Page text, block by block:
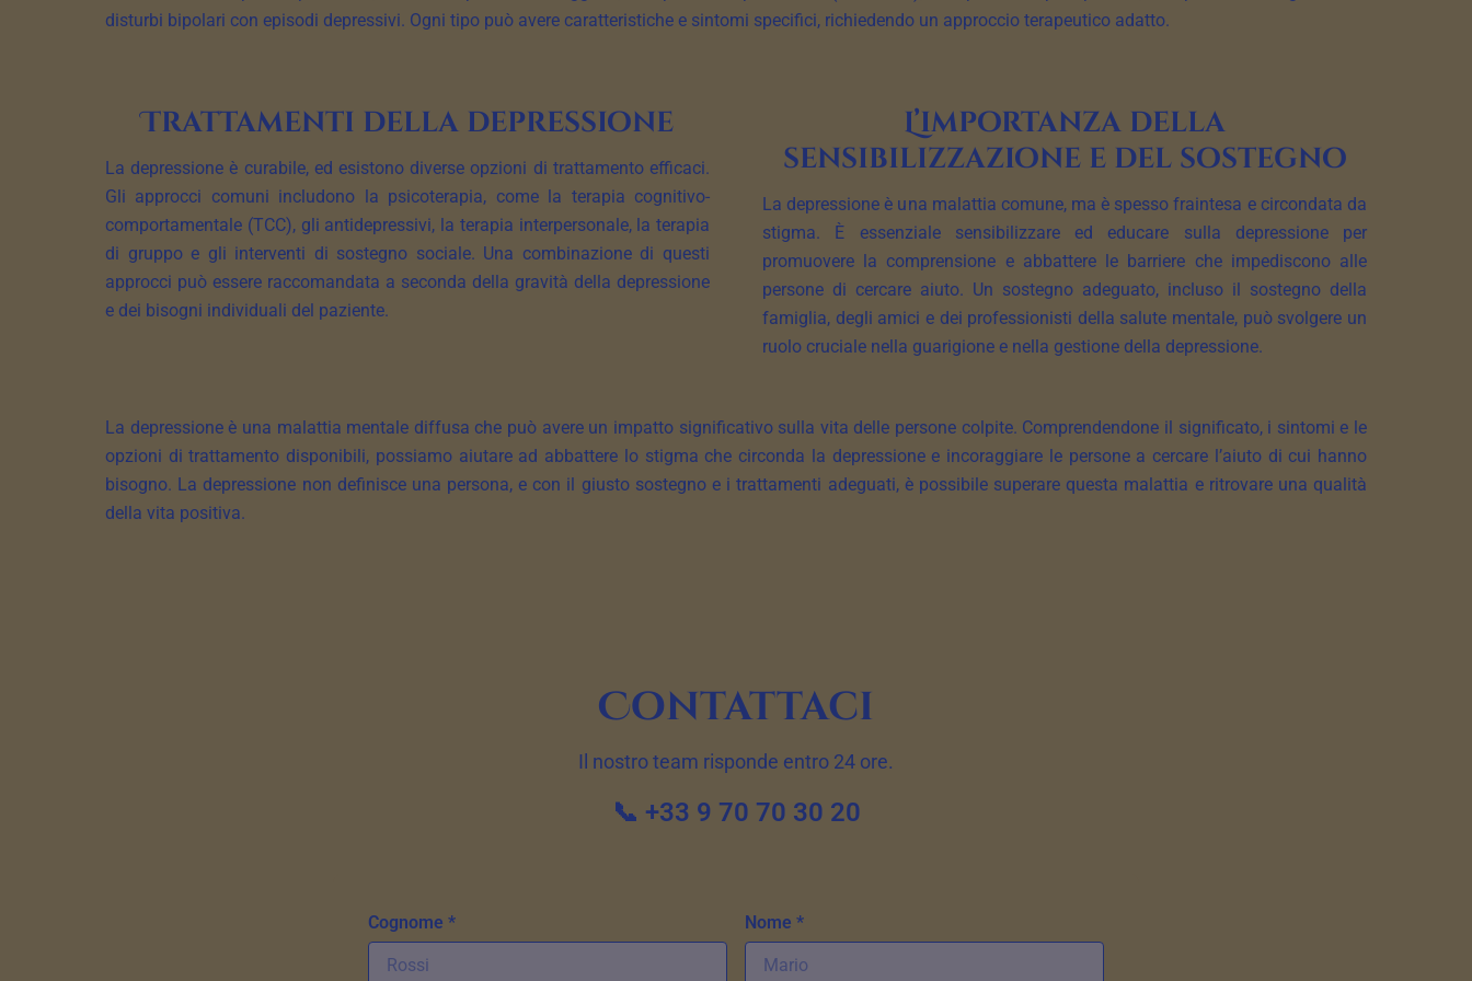
disturbi bipolari con episodi depressivi. Ogni tipo può avere caratteristiche e sintomi specifici, richiedendo un approccio terapeutico adatto.
Trattamenti della depressione
La depressione è curabile, ed esistono diverse opzioni di trattamento efficaci.
Gli approcci comuni includono la psicoterapia, come la terapia cognitivo-
comportamentale (TCC), gli antidepressivi, la terapia interpersonale, la terapia
di gruppo e gli interventi di sostegno sociale. Una combinazione di questi
approcci può essere raccomandata a seconda della gravità della depressione
e dei bisogni individuali del paziente.
L’importanza della
sensibilizzazione e del sostegno
La depressione è una malattia comune, ma è spesso fraintesa e circondata da
stigma. È essenziale sensibilizzare ed educare sulla depressione per
promuovere la comprensione e abbattere le barriere che impediscono alle
persone di cercare aiuto. Un sostegno adeguato, incluso il sostegno della
famiglia, degli amici e dei professionisti della salute mentale, può svolgere un
ruolo cruciale nella guarigione e nella gestione della depressione.
La depressione è una malattia mentale diffusa che può avere un impatto significativo sulla vita delle persone colpite. Comprendendone il significato, i sintomi e le
opzioni di trattamento disponibili, possiamo aiutare ad abbattere lo stigma che circonda la depressione e incoraggiare le persone a cercare l’aiuto di cui hanno
bisogno. La depressione non definisce una persona, e con il giusto sostegno e i trattamenti adeguati, è possibile superare questa malattia e ritrovare una qualità
della vita positiva.
Contattaci
Il nostro team risponde entro 24 ore.
📞 +33 9 70 70 30 20
Cognome * Nome *